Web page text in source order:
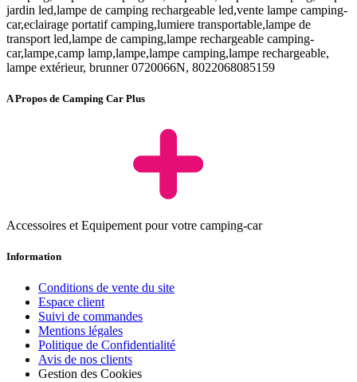
jardin led,lampe de camping rechargeable led,vente lampe camping-
car,eclairage portatif camping,lumiere transportable,lampe de
transport led,lampe de camping,lampe rechargeable camping-
car,lampe,camp lamp,lampe,lampe camping,lampe rechargeable,
lampe extérieur, brunner 0720066N, 8022068085159
A Propos de Camping Car Plus
Accessoires et Equipement pour votre camping-car
Information
Conditions de vente du site
Espace client
Suivi de commandes
Mentions légales
Politique de Confidentialité
Avis de nos clients
Gestion des Cookies